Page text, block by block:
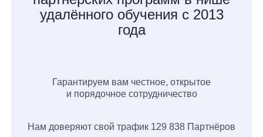
удалённого обучения с 2013
года
Гарантируем вам честное, открытое
и порядочное сотрудничество
Нам доверяют свой трафик 129 838 Партнёров